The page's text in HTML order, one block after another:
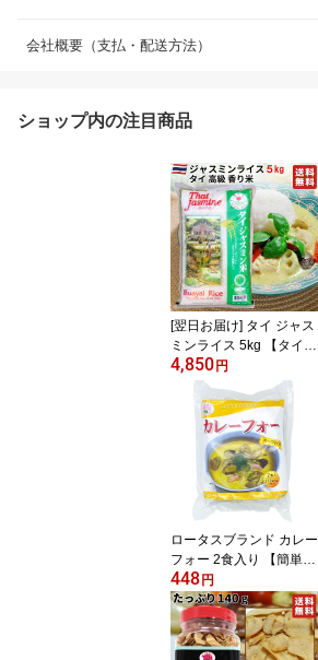
会社概要（支払・配送方法）
ショップ内の注目商品
[翌日お届け] タイ ジャス
ミンライス 5kg 【タイ料
理、チャーハン、カレ
ー、ガパオなどに】タイ
政府認証品 香り米 Jasmi
ne rice タイ ジャスミン
米 エスニック料理 ゴー
ルデンロータス
4,850 円
ロータスブランド カレー
フォー 2食入り 【簡単！
本格的なカレーフォーが
ご家庭で味わえます。ラ
イスヌードル・スープ・
カレー粉のセット】
448 円